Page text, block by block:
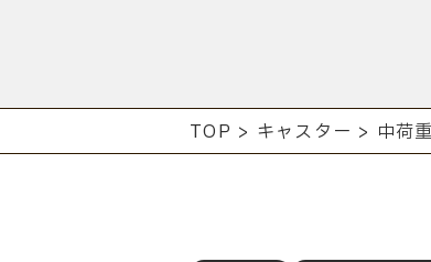
TOP > キャスター > 中荷